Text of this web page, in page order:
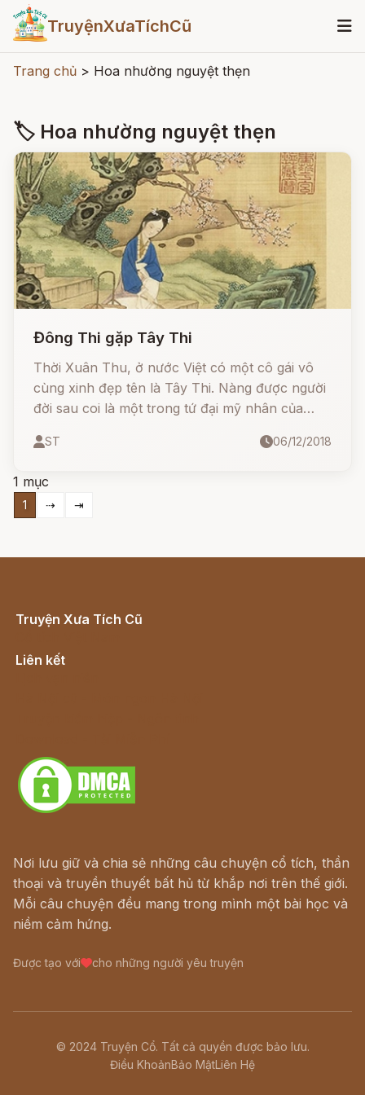
TruyệnXưaTíchCũ
Trang chủ > Hoa nhường nguyệt thẹn
🏷 Hoa nhường nguyệt thẹn
Đông Thi gặp Tây Thi
Thời Xuân Thu, ở nước Việt có một cô gái vô
cùng xinh đẹp tên là Tây Thi. Nàng được người
đời sau coi là một trong tứ đại mỹ nhân của
ST 06/12/2018
1 mục
1 ⇢ ⇥
Truyện Xưa Tích Cũ
Liên kết
Nơi lưu giữ và chia sẻ những câu chuyện cổ tích, thần
thoại và truyền thuyết bất hủ từ khắp nơi trên thế giới.
Mỗi câu chuyện đều mang trong mình một bài học và
niềm cảm hứng.
Được tạo với cho những người yêu truyện
© 2024 Truyện Cổ. Tất cả quyền được bảo lưu.
Điều KhoảnBảo MậtLiên Hệ